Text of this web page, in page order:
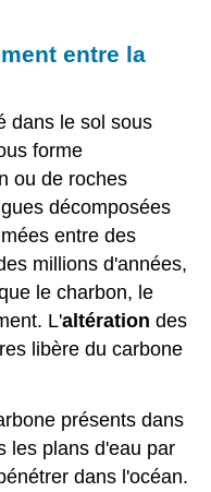
entre la
dans le sol sous
forme
ou de roches
décomposées
entre des
millions d'années,
le charbon, le
L'altération des
libère du carbone
présents dans
les plans d'eau par
dans l'océan.